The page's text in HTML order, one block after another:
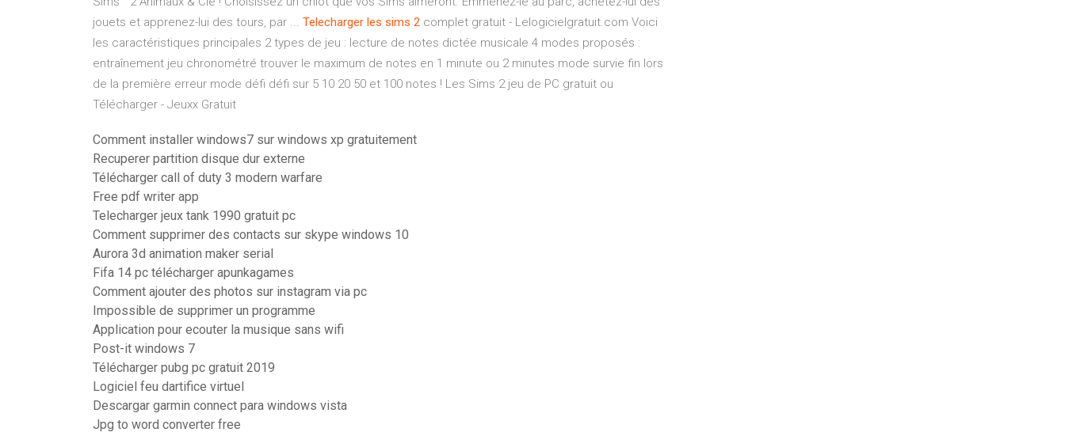
jouets et apprenez-lui des tours, par ... Telecharger les sims 2 complet gratuit - Lelogicielgratuit.com Voici
les caractéristiques principales 2 types de jeu : lecture de notes dictée musicale 4 modes proposés :
entraînement jeu chronométré trouver le maximum de notes en 1 minute ou 2 minutes mode survie fin lors
de la première erreur mode défi défi sur 5 10 20 50 et 100 notes ! Les Sims 2 jeu de PC gratuit ou
Télécharger - Jeuxx Gratuit
Comment installer windows7 sur windows xp gratuitement
Recuperer partition disque dur externe
Télécharger call of duty 3 modern warfare
Free pdf writer app
Telecharger jeux tank 1990 gratuit pc
Comment supprimer des contacts sur skype windows 10
Aurora 3d animation maker serial
Fifa 14 pc télécharger apunkagames
Comment ajouter des photos sur instagram via pc
Impossible de supprimer un programme
Application pour ecouter la musique sans wifi
Post-it windows 7
Télécharger pubg pc gratuit 2019
Logiciel feu dartifice virtuel
Descargar garmin connect para windows vista
Jpg to word converter free